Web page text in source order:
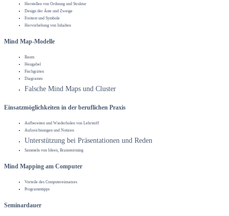
Herstellen von Ordnung und Struktur
Design der Äste und Zweige
Freitext und Symbole
Hervorhebung von Inhalten
Mind Map-Modelle
Baum
Heugabel
Fischgräten
Diagramm
Falsche Mind Maps und Cluster
Einsatzmöglichkeiten in der beruflichen Praxis
Aufbereiten und Wiederholen von Lehrstoff
Aufzeichnungen und Notizen
Unterstützung bei Präsentationen und Reden
Sammeln von Ideen, Brainstorming
Mind Mapping am Computer
Vorteile des Computereinsatzes
Programmtipps
Seminardauer